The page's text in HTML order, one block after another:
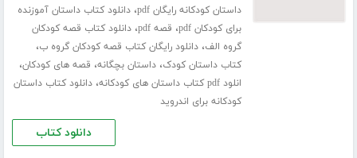
داستان کودکانه رایگان pdf
،دانلود کتاب داستان آموزنده
برای کودکان pdf
، قصه pdf ،دانلود کتاب قصه کودکان
گروه الف،دانلود رایگان کتاب قصه کودکان گروه ب،
کتاب داستان کودک،داستان بچگانه، قصه های کودکان،
انلود pdf کتاب داستان های کودکانه ،دانلود کتاب داستان
کودکانه برای اندروید
دانلود کتاب